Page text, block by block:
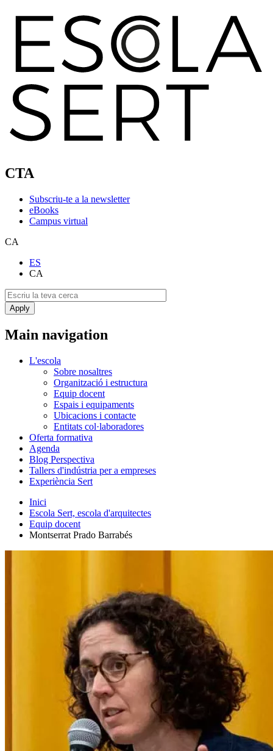
CTA
Subscriu-te a la newsletter
eBooks
Campus virtual
CA
ES
CA
Main navigation
L'escola
Sobre nosaltres
Organització i estructura
Equip docent
Espais i equipaments
Ubicacions i contacte
Entitats col·laboradores
Oferta formativa
Agenda
Blog Perspectiva
Tallers d'indústria per a empreses
Experiència Sert
Inici
Escola Sert, escola d'arquitectes
Equip docent
Montserrat Prado Barrabés